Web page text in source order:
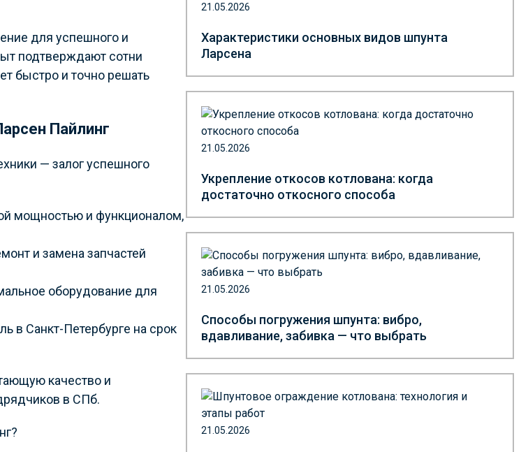
для успешного и
подтверждают сотни
быстро и точно решать
Пайлинг
— залог успешного
мощностью и функционалом,
и замена запчастей
оборудование для
в Санкт-Петербурге на срок
качество и
в СПб.
21.05.2026
Характеристики основных видов шпунта
Ларсена
21.05.2026
Укрепление откосов котлована: когда
достаточно откосного способа
21.05.2026
Способы погружения шпунта: вибро,
вдавливание, забивка — что выбрать
21.05.2026